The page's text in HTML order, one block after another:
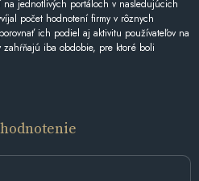
jednotlivých portáloch v nasledujúcich
počet hodnotení firmy v rôznych
ich podiel aj aktivitu používateľov na
zahŕňajú iba obdobie, pre ktoré boli
hodnotenie